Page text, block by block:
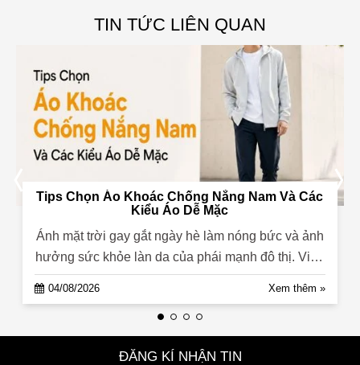
TIN TỨC LIÊN QUAN
Tips Chọn Áo Khoác Chống Nắng Nam Và Các
Kiểu Áo Dễ Mặc
Ánh mặt trời gay gắt ngày hè làm nóng bức và ảnh
hưởng sức khỏe làn da của phái mạnh đô thị. Việc
tìm kiếm giải pháp ...
04/08/2026 Xem thêm »
ĐĂNG KÍ NHẬN TIN